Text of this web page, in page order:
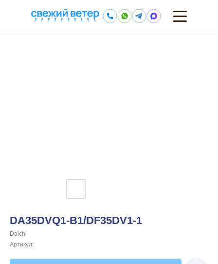
DA35DVQ1-B1/DF35DV1-1
Daichi
Артикул: